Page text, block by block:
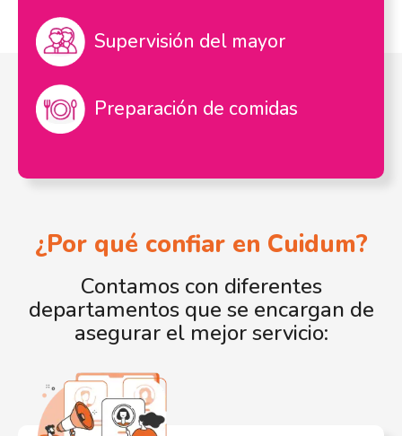
Supervisión del mayor
Preparación de comidas
¿Por qué confiar en Cuidum?
Contamos con diferentes
departamentos que se encargan de
asegurar el mejor servicio: